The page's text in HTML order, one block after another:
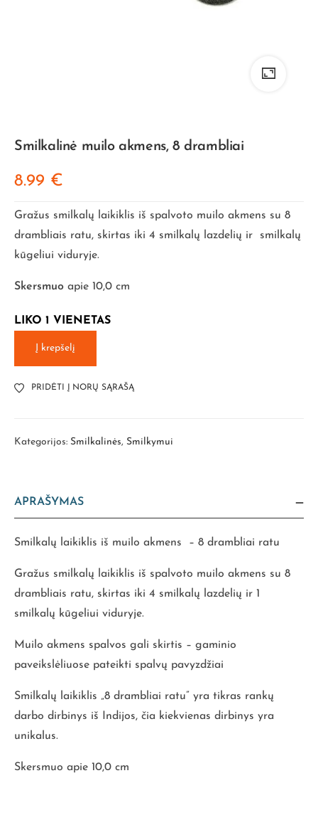
Smilkalinė muilo akmens, 8 drambliai
8.99 €
Gražus smilkalų laikiklis iš spalvoto muilo akmens su 8
drambliais ratu, skirtas iki 4 smilkalų lazdelių ir smilkalų
kūgeliui viduryje.
Skersmuo apie 10,0 cm
LIKO 1 VIENETAS
Į krepšelį
PRIDĖTI Į NORŲ SĄRAŠĄ
Kategorijos: Smilkalinės, Smilkymui
APRAŠYMAS
Smilkalų laikiklis iš muilo akmens – 8 drambliai ratu
Gražus smilkalų laikiklis iš spalvoto muilo akmens su 8
drambliais ratu, skirtas iki 4 smilkalų lazdelių ir 1
smilkalų kūgeliui viduryje.
Muilo akmens spalvos gali skirtis – gaminio
paveikslėliuose pateikti spalvų pavyzdžiai
Smilkalų laikiklis „8 drambliai ratu” yra tikras rankų
darbo dirbinys iš Indijos, čia kiekvienas dirbinys yra
unikalus.
Skersmuo apie 10,0 cm